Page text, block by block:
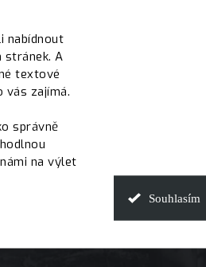
nabídnout
stránek. A
textové
vás zajímá.
správně
na výlet
Souhlasím